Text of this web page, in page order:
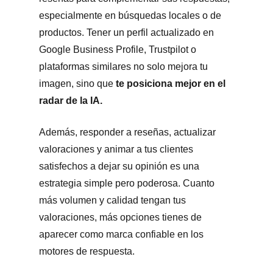
especialmente en búsquedas locales o de
productos. Tener un perfil actualizado en
Google Business Profile, Trustpilot o
plataformas similares no solo mejora tu
imagen, sino que te posiciona mejor en el
radar de la IA.
Además, responder a reseñas, actualizar
valoraciones y animar a tus clientes
satisfechos a dejar su opinión es una
estrategia simple pero poderosa. Cuanto
más volumen y calidad tengan tus
valoraciones, más opciones tienes de
aparecer como marca confiable en los
motores de respuesta.